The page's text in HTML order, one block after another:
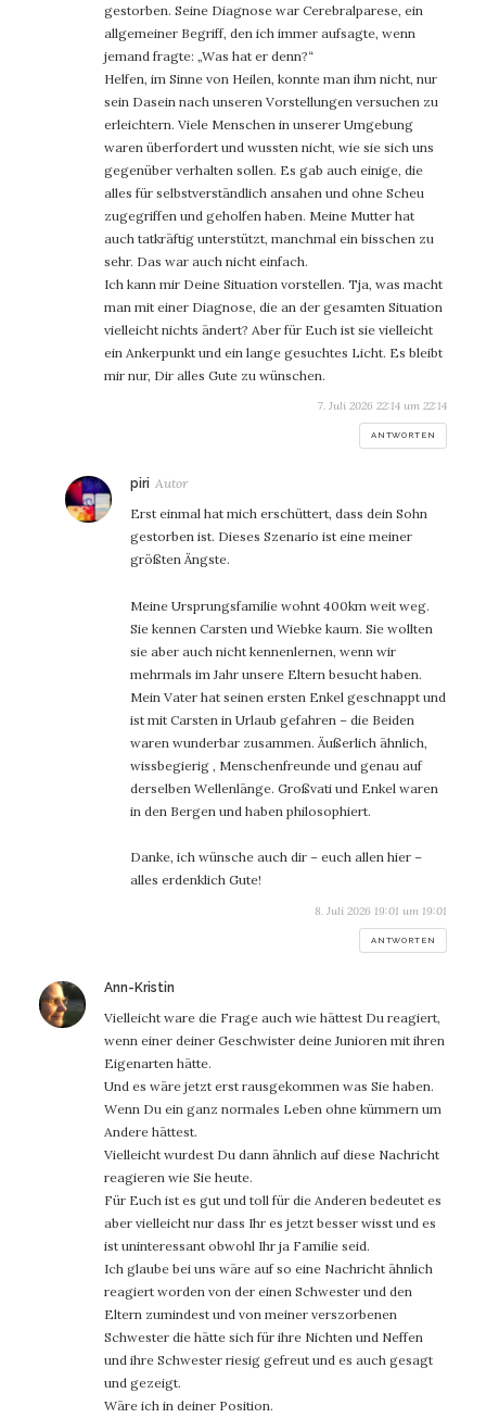
gestorben. Seine Diagnose war Cerebralparese, ein
allgemeiner Begriff, den ich immer aufsagte, wenn
jemand fragte: „Was hat er denn?“
Helfen, im Sinne von Heilen, konnte man ihm nicht, nur
sein Dasein nach unseren Vorstellungen versuchen zu
erleichtern. Viele Menschen in unserer Umgebung
waren überfordert und wussten nicht, wie sie sich uns
gegenüber verhalten sollen. Es gab auch einige, die
alles für selbstverständlich ansahen und ohne Scheu
zugegriffen und geholfen haben. Meine Mutter hat
auch tatkräftig unterstützt, manchmal ein bisschen zu
sehr. Das war auch nicht einfach.
Ich kann mir Deine Situation vorstellen. Tja, was macht
man mit einer Diagnose, die an der gesamten Situation
vielleicht nichts ändert? Aber für Euch ist sie vielleicht
ein Ankerpunkt und ein lange gesuchtes Licht. Es bleibt
mir nur, Dir alles Gute zu wünschen.
7. Juli 2026 22:14 um 22:14
ANTWORTEN
piri sagt:
Erst einmal hat mich erschüttert, dass dein Sohn
gestorben ist. Dieses Szenario ist eine meiner
größten Ängste.
Meine Ursprungsfamilie wohnt 400km weit weg.
Sie kennen Carsten und Wiebke kaum. Sie wollten
sie aber auch nicht kennenlernen, wenn wir
mehrmals im Jahr unsere Eltern besucht haben.
Mein Vater hat seinen ersten Enkel geschnappt und
ist mit Carsten in Urlaub gefahren – die Beiden
waren wunderbar zusammen. Äußerlich ähnlich,
wissbegierig , Menschenfreunde und genau auf
derselben Wellenlänge. Großvati und Enkel waren
in den Bergen und haben philosophiert.
Danke, ich wünsche auch dir – euch allen hier –
alles erdenklich Gute!
8. Juli 2026 19:01 um 19:01
ANTWORTEN
Ann-Kristin
Vielleicht ware die Frage auch wie hättest Du reagiert,
wenn einer deiner Geschwister deine Junioren mit ihren
Eigenarten hätte.
Und es wäre jetzt erst rausgekommen was Sie haben.
Wenn Du ein ganz normales Leben ohne kümmern um
Andere hättest.
Vielleicht wurdest Du dann ähnlich auf diese Nachricht
reagieren wie Sie heute.
Für Euch ist es gut und toll für die Anderen bedeutet es
aber vielleicht nur dass Ihr es jetzt besser wisst und es
ist uninteressant obwohl Ihr ja Familie seid.
Ich glaube bei uns wäre auf so eine Nachricht ähnlich
reagiert worden von der einen Schwester und den
Eltern zumindest und von meiner verszorbenen
Schwester die hätte sich für ihre Nichten und Neffen
und ihre Schwester riesig gefreut und es auch gesagt
und gezeigt.
Wäre ich in deiner Position.